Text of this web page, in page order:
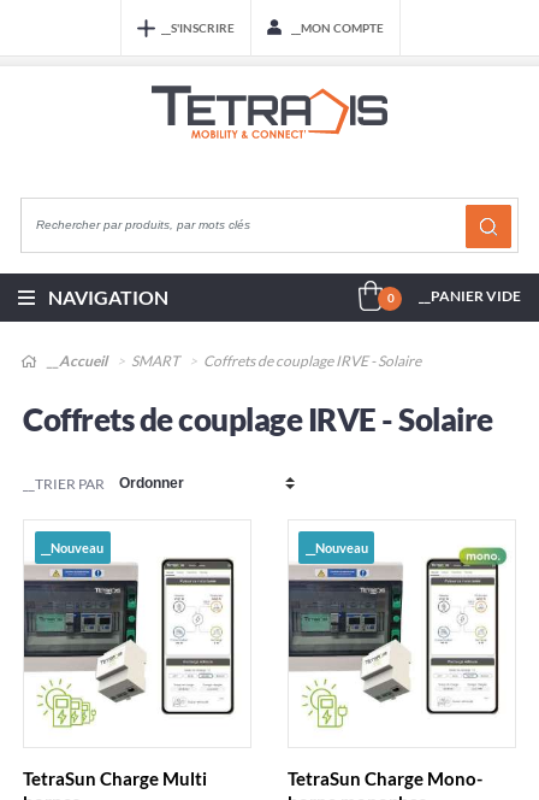
__S'INSCRIRE __MON COMPTE
NAVIGATION 0 __PANIER VIDE
__Accueil SMART Coffrets de couplage IRVE - Solaire
Coffrets de couplage IRVE - Solaire
__TRIER PAR
__Nouveau
TetraSun Charge Multi
__Nouveau
TetraSun Charge Mono-